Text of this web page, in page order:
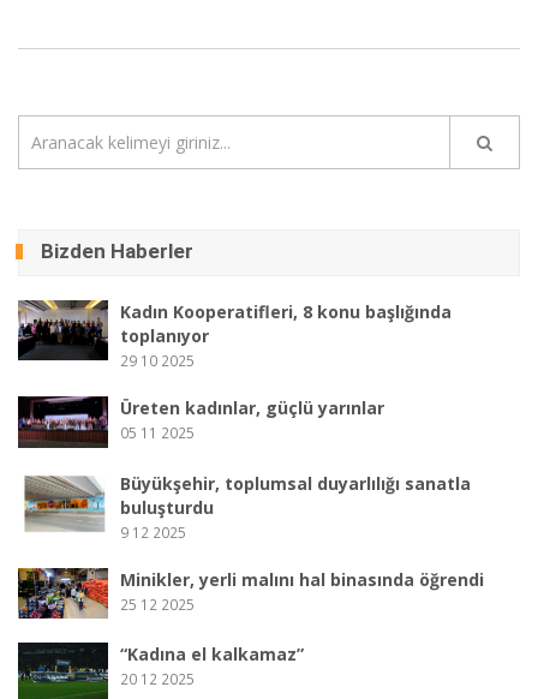
Bizden Haberler
Kadın Kooperatifleri, 8 konu başlığında
toplanıyor
29 10 2025
Üreten kadınlar, güçlü yarınlar
05 11 2025
Büyükşehir, toplumsal duyarlılığı sanatla
buluşturdu
9 12 2025
Minikler, yerli malını hal binasında öğrendi
25 12 2025
“Kadına el kalkamaz”
20 12 2025